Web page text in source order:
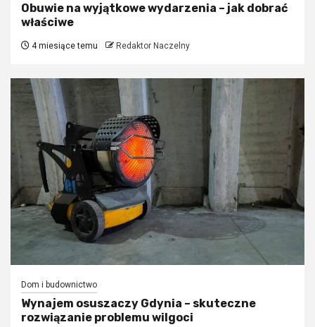
Obuwie na wyjątkowe wydarzenia – jak dobrać
właściwe
4 miesiące temu Redaktor Naczelny
Dom i budownictwo
Wynajem osuszaczy Gdynia – skuteczne
rozwiązanie problemu wilgoci